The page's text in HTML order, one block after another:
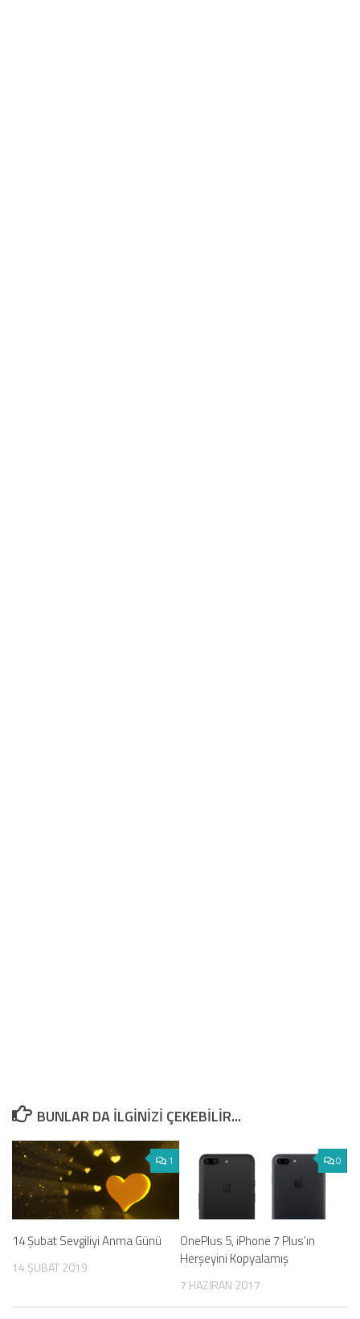
BUNLAR DA ILGINIZI ÇEKEBILIR...
1
14 Şubat Sevgiliyi Anma Günü
14 ŞUBAT 2019
0
OnePlus 5, iPhone 7 Plus’ın
Herşeyini Kopyalamış
7 HAZIRAN 2017